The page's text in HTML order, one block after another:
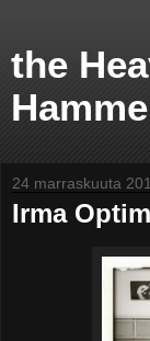
the
24 marraskuuta
Irma